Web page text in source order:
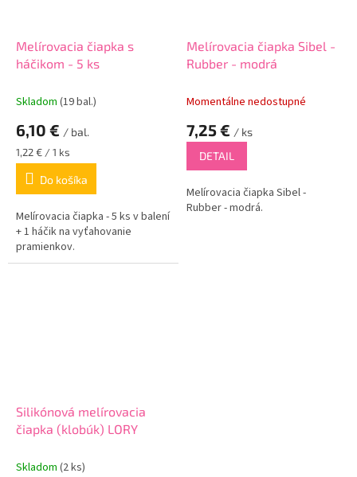
Melírovacia čiapka s
háčikom - 5 ks
Skladom (19 bal.)
6,10 € / bal.
Jednotková
cena:
1,22 € / 1 ks
Do košíka
Melírovacia čiapka - 5 ks v balení
+ 1 háčik na vyťahovanie
pramienkov.
Melírovacia čiapka Sibel -
Rubber - modrá
Momentálne nedostupné
7,25 € / ks
DETAIL
Melírovacia čiapka Sibel -
Rubber - modrá.
Silikónová melírovacia
čiapka (klobúk) LORY
Skladom (2 ks)